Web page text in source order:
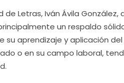
Letras, Iván Ávila
un respaldo
aprendizaje y aplicación
o en su campo laboral,